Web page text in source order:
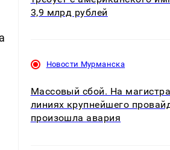
3,9 млрд рублей
Новости Мурманска
Массовый сбой. На
линиях крупнейшего
произошла авария